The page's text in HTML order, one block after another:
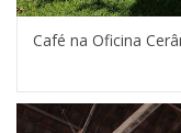
Café na Oficina